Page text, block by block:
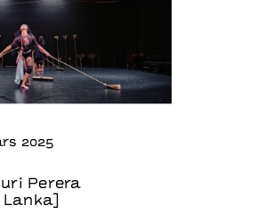
2025
Perera